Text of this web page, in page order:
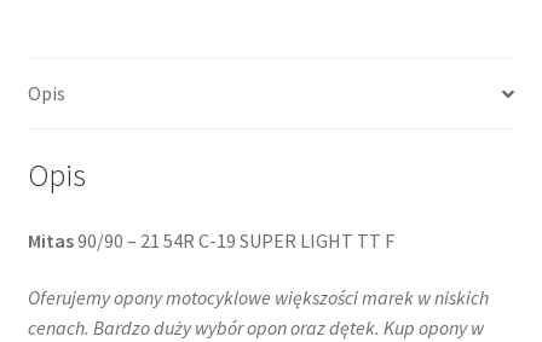
Opis
Opis
Mitas90/90 – 21 54R C-19 SUPER LIGHT TT F
Oferujemy opony motocyklowe większości marek w niskich
cenach. Bardzo duży wybór opon oraz dętek. Kup opony w